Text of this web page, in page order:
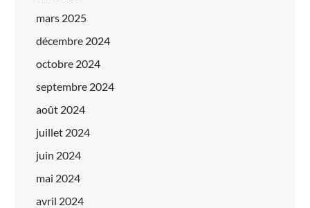
mars 2025
décembre 2024
octobre 2024
septembre 2024
août 2024
juillet 2024
juin 2024
mai 2024
avril 2024